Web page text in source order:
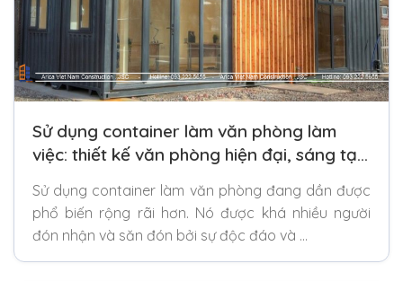
Sử dụng container làm văn phòng làm
việc: thiết kế văn phòng hiện đại, sáng tạo
Sử dụng container làm văn phòng đang dần được
phổ biến rộng rãi hơn. Nó được khá nhiều người
đón nhận và săn đón bởi sự độc đáo và …